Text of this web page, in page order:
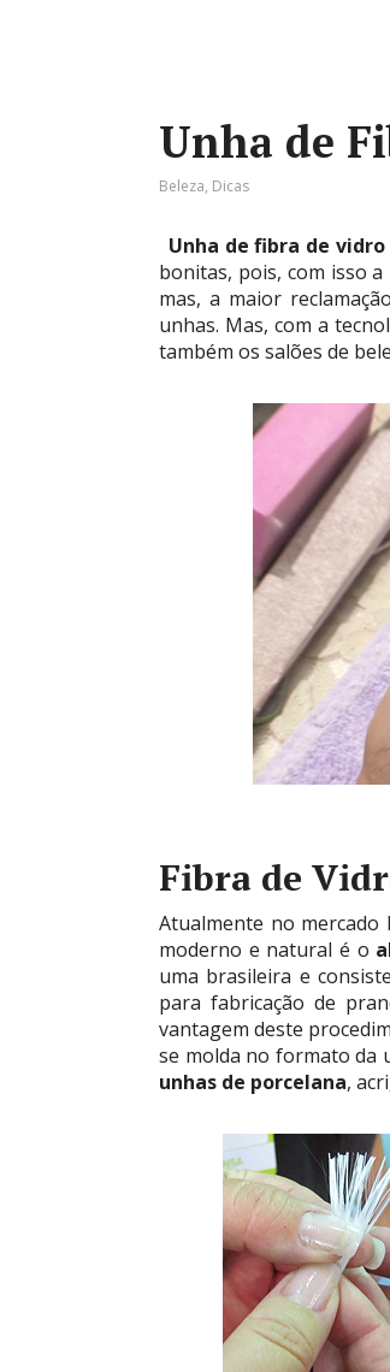
Unha de
Beleza, Dicas
Unha de fibra de vidro
bonitas, pois, com isso
mas, a maior
unhas. Mas, com a
também os salões de
Fibra de
Atualmente no
moderno e natural é o
uma brasileira e
para fabricação de
vantagem deste
se molda no formato da
unhas de porcelana,